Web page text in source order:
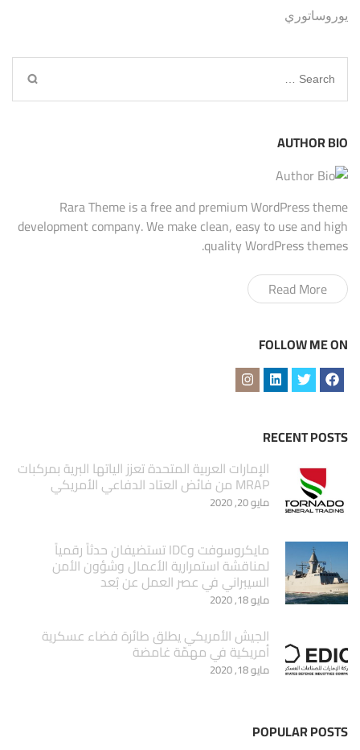
يوروساتوري
Search
for:
AUTHOR BIO
Rara Theme is a free and premium WordPress theme
development company. We make clean, easy to use and high
quality WordPress themes.
Read More
FOLLOW ME ON
RECENT POSTS
الإمارات العربية المتحدة تعزز الياتها البرية بمركبات
MRAP من فائض العتاد الدفاعي الأمريكي
مايو 20, 2020
مايكروسوفت وIDC تستضيفان حدثاً رقمياً
لمناقشة استمرارية الأعمال وشؤون الأمن
السيبراني في عصر العمل عن بُعد
مايو 18, 2020
الجيش الأمريكي يطلق طائرة فضاء عسكرية
أمريكية في مهمّة غامضة
مايو 18, 2020
POPULAR POSTS